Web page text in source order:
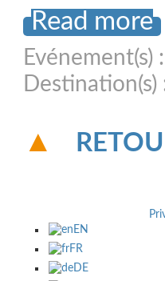
Read more
Evénement(s) :
Destination(s)
EN
FR
DE